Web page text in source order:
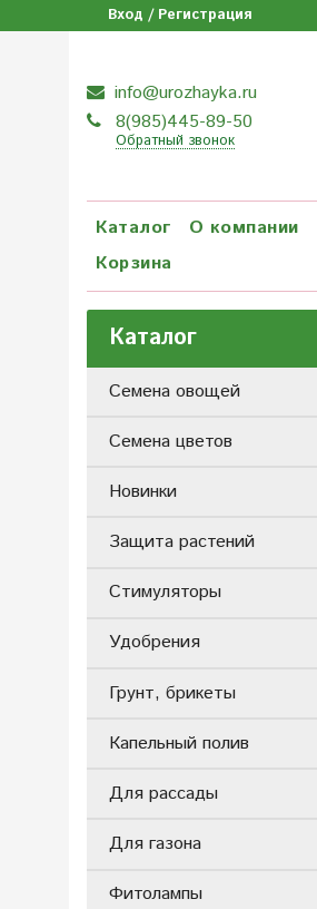
Вход / Регистрация
info@urozhayka.ru
8(985)445-89-50
Обратный звонок
Каталог О компании
Корзина
Каталог
Семена овощей
Семена цветов
Новинки
Защита растений
Стимуляторы
Удобрения
Грунт, брикеты
Капельный полив
Для рассады
Для газона
Фитолампы